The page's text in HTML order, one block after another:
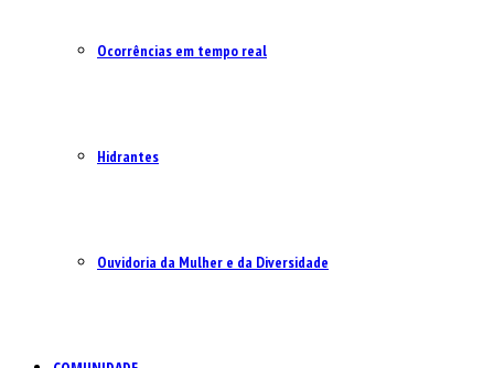
Ocorrências em tempo real
Hidrantes
Ouvidoria da Mulher e da Diversidade